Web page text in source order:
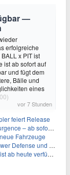
—
erfolgreiche
x PIT ist
ist ab sofort auf
und fügt dem
Bälle und
eines
vor 7 Stunden
feiert Release
für euch verfügbar
Fahrzeuge
Kombo kehrt zurück
heute verfügbar